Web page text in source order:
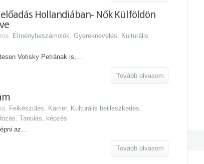
Hollandiában- Nők Külföldön
Élménybeszámolók, Gyereknevelés, Kulturális
Votisky Petrának is,...
Tovább olvasom
Felkészülés, Karrier, Kulturális beilleszkedés,
, Tanulás, képzés
az...
Tovább olvasom